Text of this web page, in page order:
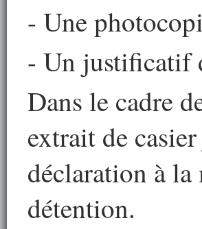
- Une
- Un justificatif
Dans le cadre
extrait de
déclaration à
détention.